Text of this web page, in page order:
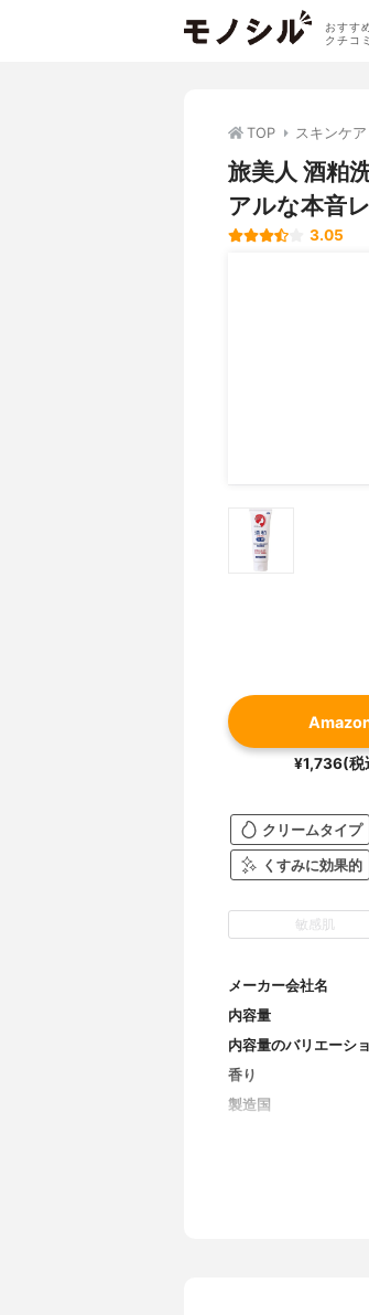
おすす
クチコ
TOP スキンケア
旅美人 酒粕
アルな本音
3.05
¥1,736(税
クリームタイプ
くすみに効果的
敏感肌
メーカー会社名
内容量
内容量のバリエーシ
香り
製造国